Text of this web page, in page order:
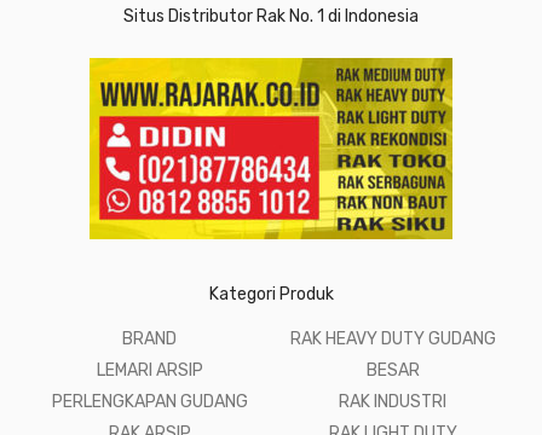
Situs Distributor Rak No. 1 di Indonesia
Kategori Produk
BRAND
LEMARI ARSIP
PERLENGKAPAN GUDANG
RAK HEAVY DUTY GUDANG
BESAR
RAK INDUSTRI